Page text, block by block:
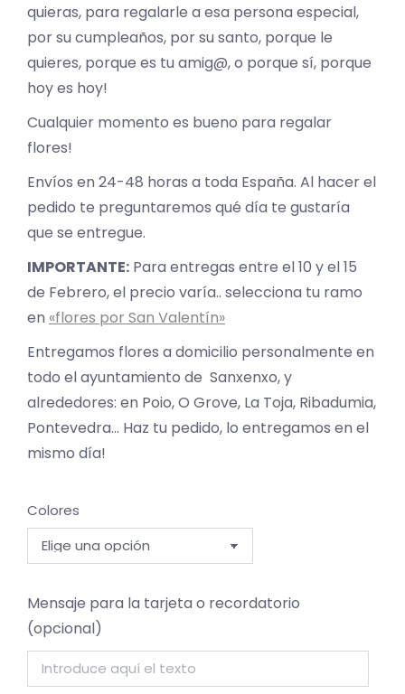
quieras, para regalarle a esa persona especial,
por su cumpleaños, por su santo, porque le
quieres, porque es tu amig@, o porque sí, porque
hoy es hoy!
Cualquier momento es bueno para regalar
flores!
Envíos en 24-48 horas a toda España. Al hacer el
pedido te preguntaremos qué día te gustaría
que se entregue.
IMPORTANTE: Para entregas entre el 10 y el 15
de Febrero, el precio varía.. selecciona tu ramo
en «flores por San Valentín»
Entregamos flores a domicilio personalmente en
todo el ayuntamiento de Sanxenxo, y
alrededores: en Poio, O Grove, La Toja, Ribadumia,
Pontevedra… Haz tu pedido, lo entregamos en el
mismo día!
Colores
Mensaje para la tarjeta o recordatorio
(opcional)